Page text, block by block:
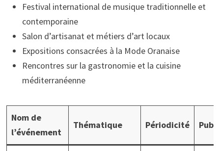
Festival international de musique traditionnelle et
contemporaine
Salon d’artisanat et métiers d’art locaux
Expositions consacrées à la Mode Oranaise
Rencontres sur la gastronomie et la cuisine
méditerranéenne
Nom de
l’événement
Thématique Périodicité